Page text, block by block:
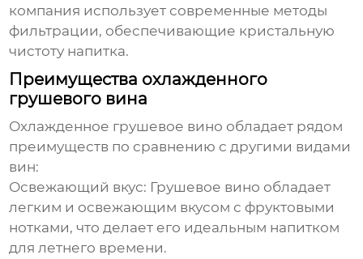
компания использует современные методы
фильтрации, обеспечивающие кристальную
чистоту напитка.
Преимущества охлажденного
грушевого вина
Охлажденное грушевое вино обладает рядом
преимуществ по сравнению с другими видами
вин:
Освежающий вкус: Грушевое вино обладает
легким и освежающим вкусом с фруктовыми
нотками, что делает его идеальным напитком
для летнего времени.